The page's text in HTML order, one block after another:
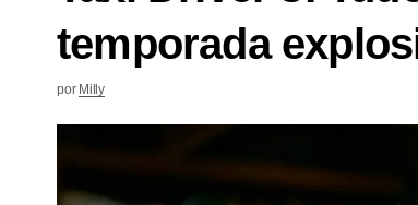
temporada
por Milly